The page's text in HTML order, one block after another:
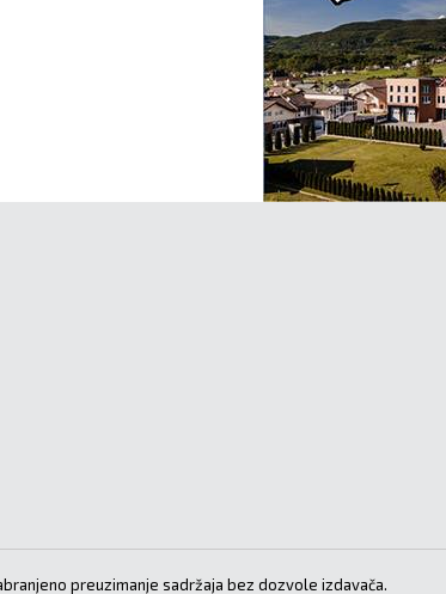
preuzimanje sadržaja bez dozvole izdavača.